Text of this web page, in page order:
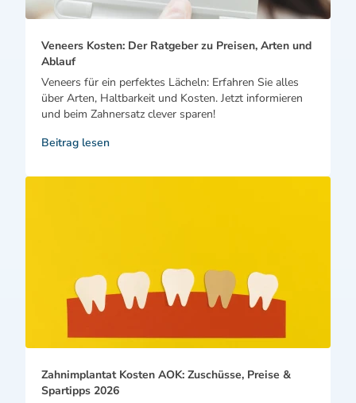
Veneers Kosten: Der Ratgeber zu Preisen, Arten und
Ablauf
Veneers für ein perfektes Lächeln: Erfahren Sie alles
über Arten, Haltbarkeit und Kosten. Jetzt informieren
und beim Zahnersatz clever sparen!
Beitrag lesen
Zahnimplantat Kosten AOK: Zuschüsse, Preise &
Spartipps 2026